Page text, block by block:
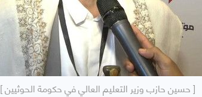
[ حسين حازب وزير التعليم العالي في حكومة الحوثيين ]